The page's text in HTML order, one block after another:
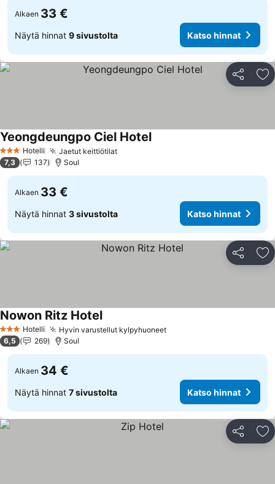
Alkaen 33 €
Näytä hinnat 9 sivustolta Katso hinnat
Jaa
3 Tähtiluokitus
Hotelli Jaetut keittiötilat
Yeongdeungpo Ciel Hotel
7,3 137 Soul
Alkaen 33 €
Näytä hinnat 3 sivustolta Katso hinnat
Jaa
3 Tähtiluokitus
Hotelli Hyvin varustellut kylpyhuoneet
Nowon Ritz Hotel
6,5 269 Soul
Alkaen 34 €
Näytä hinnat 7 sivustolta Katso hinnat
Jaa